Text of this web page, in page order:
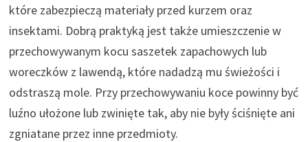
które zabezpieczą materiały przed kurzem oraz
insektami. Dobrą praktyką jest także umieszczenie w
przechowywanym kocu saszetek zapachowych lub
woreczków z lawendą, które nadadzą mu świeżości i
odstraszą mole. Przy przechowywaniu koce powinny być
luźno ułożone lub zwinięte tak, aby nie były ściśnięte ani
zgniatane przez inne przedmioty.